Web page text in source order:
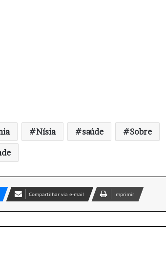
Nísia saúde Sobre
Compartilhar via e-mail Imprimir